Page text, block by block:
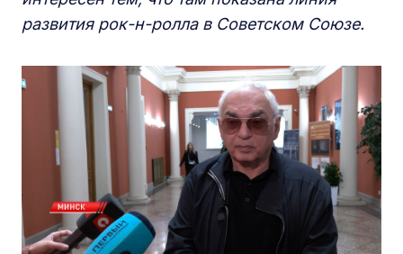
развития рок-н-ролла в Советском Союзе.